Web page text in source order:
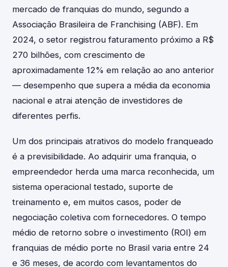
mercado de franquias do mundo, segundo a
Associação Brasileira de Franchising (ABF). Em
2024, o setor registrou faturamento próximo a R$
270 bilhões, com crescimento de
aproximadamente 12% em relação ao ano anterior
— desempenho que supera a média da economia
nacional e atrai atenção de investidores de
diferentes perfis.
Um dos principais atrativos do modelo franqueado
é a previsibilidade. Ao adquirir uma franquia, o
empreendedor herda uma marca reconhecida, um
sistema operacional testado, suporte de
treinamento e, em muitos casos, poder de
negociação coletiva com fornecedores. O tempo
médio de retorno sobre o investimento (ROI) em
franquias de médio porte no Brasil varia entre 24
e 36 meses, de acordo com levantamentos do